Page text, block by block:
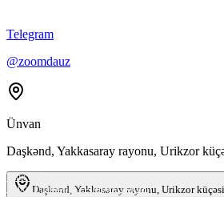
Telegram
@zoomdauz
Ünvan
Daşkənd, Yakkasaray rayonu, Urikzor
Ташкент
Улица Урикзор, 7 — Яндекс Карты
Daşkənd, Yakkasaray rayonu, Urikzor